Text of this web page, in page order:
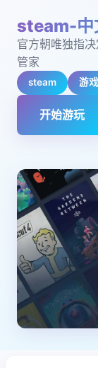
steam-中
官方朝唯独指
管家
steam 游戏
开始游玩